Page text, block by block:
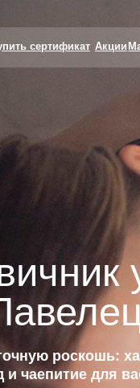
сертификат АкцииМастера
у
роскошь: хаммам,
для вас и
Купить сертификат